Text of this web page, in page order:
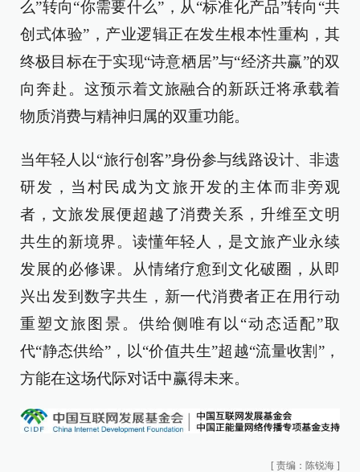
么”转向“你需要什么”，从“标准化产品”转向“共
创式体验”，产业逻辑正在发生根本性重构，其
终极目标在于实现“诗意栖居”与“经济共赢”的双
向奔赴。这预示着文旅融合的新跃迁将承载着
物质消费与精神归属的双重功能。
当年轻人以“旅行创客”身份参与线路设计、非遗
研发，当村民成为文旅开发的主体而非旁观
者，文旅发展便超越了消费关系，升维至文明
共生的新境界。读懂年轻人，是文旅产业永续
发展的必修课。从情绪疗愈到文化破圈，从即
兴出发到数字共生，新一代消费者正在用行动
重塑文旅图景。供给侧唯有以“动态适配”取
代“静态供给”，以“价值共生”超越“流量收割”，
方能在这场代际对话中赢得未来。
[ 责编：陈锐海 ]